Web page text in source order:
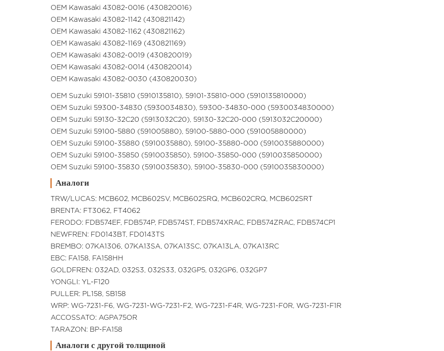
OEM Kawasaki 43082-0016 (430820016)
OEM Kawasaki 43082-1142 (430821142)
OEM Kawasaki 43082-1162 (430821162)
OEM Kawasaki 43082-1169 (430821169)
OEM Kawasaki 43082-0019 (430820019)
OEM Kawasaki 43082-0014 (430820014)
OEM Kawasaki 43082-0030 (430820030)
OEM Suzuki 59101-35810 (5910135810), 59101-35810-000 (5910135810000)
OEM Suzuki 59300-34830 (5930034830), 59300-34830-000 (5930034830000)
OEM Suzuki 59130-32C20 (5913032C20), 59130-32C20-000 (5913032C20000)
OEM Suzuki 59100-5880 (591005880), 59100-5880-000 (591005880000)
OEM Suzuki 59100-35880 (5910035880), 59100-35880-000 (5910035880000)
OEM Suzuki 59100-35850 (5910035850), 59100-35850-000 (5910035850000)
OEM Suzuki 59100-35830 (5910035830), 59100-35830-000 (5910035830000)
Аналоги
TRW/LUCAS: MCB602, MCB602SV, MCB602SRQ, MCB602CRQ, MCB602SRT
BRENTA: FT3062, FT4062
FERODO: FDB574EF, FDB574P, FDB574ST, FDB574XRAC, FDB574ZRAC, FDB574CP1
NEWFREN: FD0143BT, FD0143TS
BREMBO: 07KA1306, 07KA13SA, 07KA13SC, 07KA13LA, 07KA13RC
EBC: FA158, FA158HH
GOLDFREN: 032AD, 032S3, 032S33, 032GP5, 032GP6, 032GP7
YONGLI: YL-F120
PULLER: PL158, SB158
WRP: WG-7231-F6, WG-7231-WG-7231-F2, WG-7231-F4R, WG-7231-F0R, WG-7231-F1R
ACCOSSATO: AGPA75OR
TARAZON: BP-FA158
Аналоги с другой толщиной